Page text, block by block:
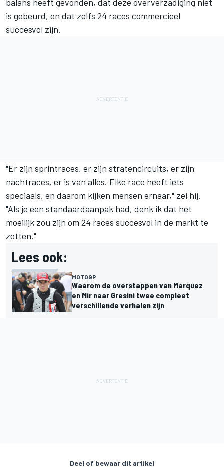
is gebeurd, en dat zelfs 24 races commercieel
succesvol zijn.
"Er zijn sprintraces, er zijn stratencircuits, er zijn
nachtraces, er is van alles. Elke race heeft iets
speciaals, en daarom kijken mensen ernaar," zei hij.
"Als je een standaardaanpak had, denk ik dat het
moeilijk zou zijn om 24 races succesvol in de markt te
zetten."
Lees ook:
MOTOGP
Waarom de overstappen van Marquez
en Mir naar Gresini twee compleet
verschillende verhalen zijn
Deel of bewaar dit artikel